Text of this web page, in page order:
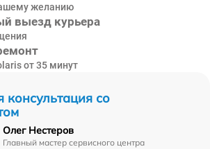
консультация со
Олег Нестеров
Главный мастер сервисного центра
желанию
выезд курьера
от 35 минут